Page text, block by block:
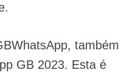
também
GB 2023. Esta é